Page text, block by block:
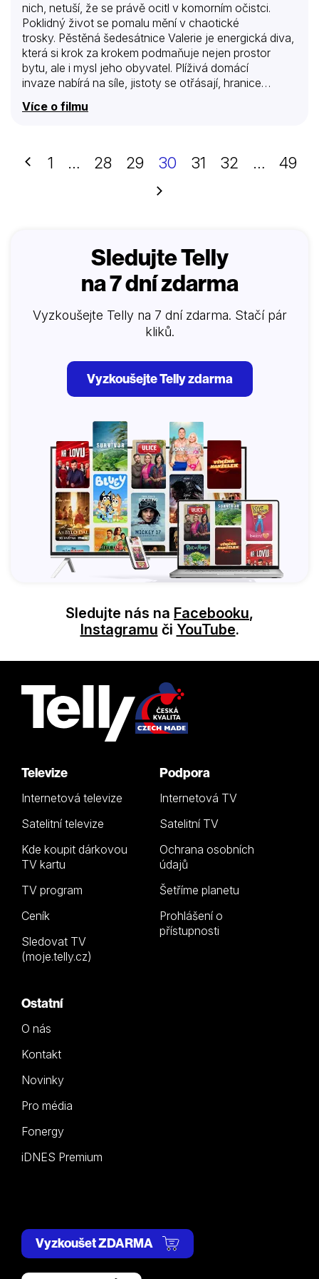
nich, netuší, že se právě ocitl v komorním očistci.
Poklidný život se pomalu mění v chaotické
trosky. Pěstěná šedesátnice Valerie je energická diva,
která si krok za krokem podmaňuje nejen prostor
bytu, ale i mysl jeho obyvatel. Plíživá domácí
invaze nabírá na síle, jistoty se otřásají, hranice
soukromí bortí. Mají matky a tchýně vždycky pravdu?
Myslí to s námi dobře? A nejsou někdy právě proto
černého humoru a home invasion hororu rozvíjí
situaci, kterou v různých obměnách zažil každý z nás.
Více o filmu
Předchozí
1 … 28 29 30 31 32 …
49
Další
Sledujte Telly
na 7 dní zdarma
Vyzkoušejte Telly na 7 dní zdarma. Stačí pár
kliků.
Vyzkoušejte Telly zdarma
Sledujte nás na Facebooku,
Instagramu či YouTube.
Televize
Internetová televize
Satelitní televize
Kde koupit dárkovou
TV kartu
TV program
Ceník
Sledovat TV
(moje.telly.cz)
Podpora
Internetová TV
Satelitní TV
Ochrana osobních
údajů
Šetříme planetu
Prohlášení o
přístupnosti
Ostatní
O nás
Kontakt
Novinky
Pro média
Fonergy
iDNES Premium
Vyzkoušet ZDARMA